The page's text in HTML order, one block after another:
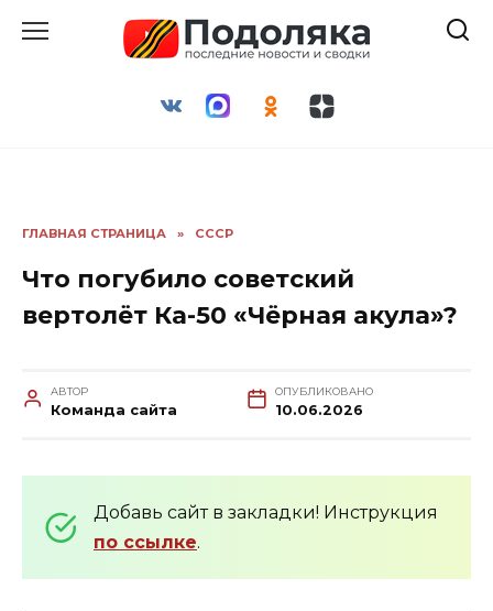
ГЛАВНАЯ СТРАНИЦА » СССР
Что погубило советский
вертолёт Ка-50 «Чёрная акула»?
АВТОР
Команда сайта
ОПУБЛИКОВАНО
10.06.2026
Добавь сайт в закладки! Инструкция
по ссылке.